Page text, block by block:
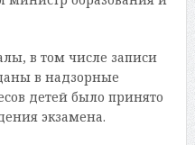
в том числе записи
в надзорные
детей было принято
экзамена.